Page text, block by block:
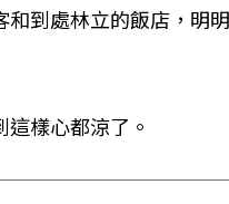
到處林立的飯店，明
樣心都涼了。